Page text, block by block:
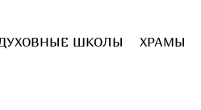
ШКОЛЫ ХРАМЫ